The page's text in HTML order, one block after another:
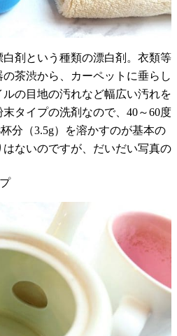
剤という種類の漂白剤。衣類等
茶渋から、カーペットに垂らし
の目地の汚れなど幅広い汚れを
タイプの洗剤なので、40～60度
分（3.5g）を溶かすのが基本の
ないのですが、だいだい写真の